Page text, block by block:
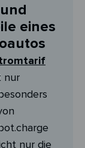
eines
nur
nur die